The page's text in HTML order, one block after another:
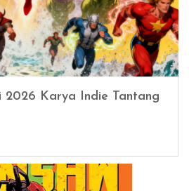
2026 Karya Indie Tantang